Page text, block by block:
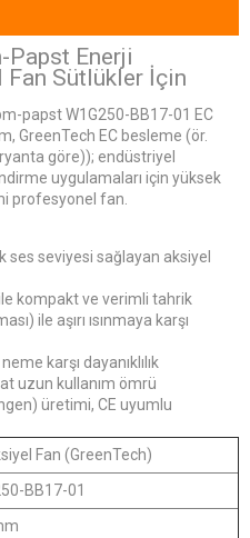
Papst Enerji
Fan Sütlükler İçin
papst W1G250-BB17-01 EC
GreenTech EC besleme (ör.
göre)); endüstriyel
uygulamaları için yüksek
profesyonel fan.
ses seviyesi sağlayan aksiyel
kompakt ve verimli tahrik
ile aşırı ısınmaya karşı
karşı dayanıklılık
uzun kullanım ömrü
üretimi, CE uyumlu
Fan (GreenTech)
BB17-01